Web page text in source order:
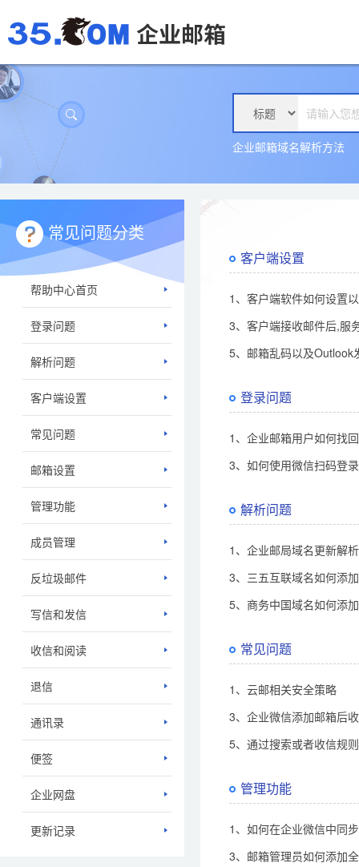
企业邮箱域名解析方法
常见问题分类
帮助中心首页
登录问题
解析问题
客户端设置
常见问题
邮箱设置
管理功能
成员管理
反垃圾邮件
写信和发信
收信和阅读
退信
通讯录
便签
企业网盘
更新记录
客户端设置
1、客户端软件如何设置
3、客户端接收邮件后,服
5、邮箱乱码以及Outlook
登录问题
1、企业邮箱用户如何找
3、如何使用微信扫码登
解析问题
1、企业邮局域名更新解
3、三五互联域名如何添
5、商务中国域名如何添
常见问题
1、云邮相关安全策略
3、企业微信添加邮箱后
5、通过搜索或者收信规
管理功能
1、如何在企业微信中同
3、邮箱管理员如何添加